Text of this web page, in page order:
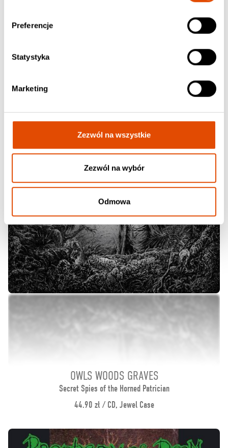
Preferencje
Statystyka
Marketing
Zezwól na wszystkie
Zezwól na wybór
Odmowa
OWLS WOODS GRAVES
Secret Spies of the Horned Patrician
44.90 zł / CD, Jewel Case